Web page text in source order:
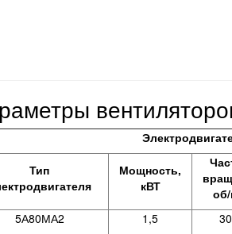
Тип
Мощность,
кВТ
5А80МА2 1,5